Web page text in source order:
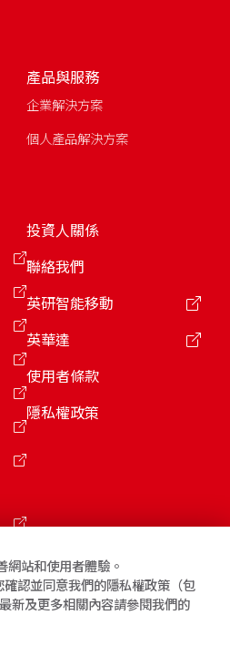
產品與服務
企業解決方案
個人產品解決方案
投資人關係
聯絡我們
英研智能移動
英華達
使用者條款
隱私權政策
保留所有權利.
站和使用者體驗。
認並同意我們的隱私權政策（包
新及更多相關內容請參閱我們的